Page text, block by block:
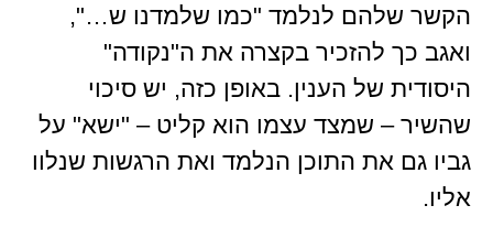
הקשר שלהם לנלמד "כמו שלמדנו ש…",
ואגב כך להזכיר בקצרה את ה"נקודה"
היסודית של הענין. באופן כזה, יש סיכוי
שהשיר – שמצד עצמו הוא קליט – "ישא" על
גביו גם את התוכן הנלמד ואת הרגשות שנלוו
אליו.